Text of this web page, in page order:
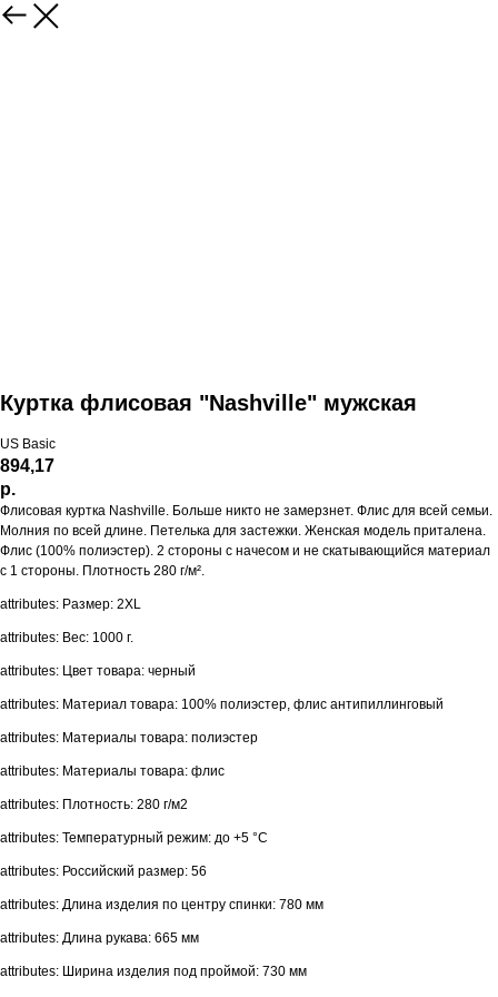
Куртка флисовая "Nashville" мужская
US Basic
894,17
р.
Флисовая куртка Nashville. Больше никто не замерзнет. Флис для всей семьи.
Молния по всей длине. Петелька для застежки. Женская модель приталена.
Флис (100% полиэстер). 2 стороны с начесом и не скатывающийся материал
с 1 стороны. Плотность 280 г/м².
attributes: Размер: 2XL
attributes: Вес: 1000 г.
attributes: Цвет товара: черный
attributes: Материал товара: 100% полиэстер, флис антипиллинговый
attributes: Материалы товара: полиэстер
attributes: Материалы товара: флис
attributes: Плотность: 280 г/м2
attributes: Температурный режим: до +5 °C
attributes: Российский размер: 56
attributes: Длина изделия по центру спинки: 780 мм
attributes: Длина рукава: 665 мм
attributes: Ширина изделия под проймой: 730 мм